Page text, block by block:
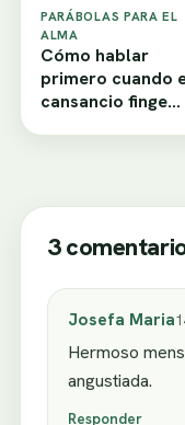
PARÁBOLAS PARA EL
ALMA
Cómo hablar
primero cuando
cansancio finge
3
Josefa Maria
Hermoso
angustiada.
Responder